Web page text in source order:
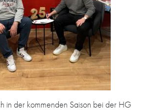
in der kommenden Saison bei der HG